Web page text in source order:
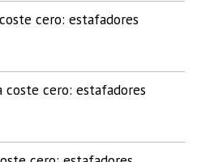
cero: estafadores
coste cero: estafadores